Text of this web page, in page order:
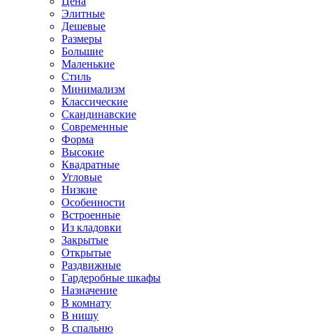
Элитные
Дешевые
Размеры
Большие
Маленькие
Стиль
Минимализм
Классические
Скандинавские
Современные
Форма
Высокие
Квадратные
Угловые
Низкие
Особенности
Встроенные
Из кладовки
Закрытые
Открытые
Раздвижные
Гардеробные шкафы
Назначение
В комнату
В нишу
В спальню